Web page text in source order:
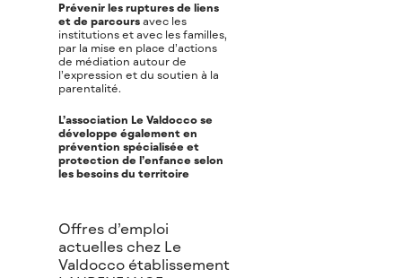
Prévenir les ruptures de liens
et de parcours avec les
institutions et avec les familles,
par la mise en place d’actions
de médiation autour de
l’expression et du soutien à la
parentalité.
L’association Le Valdocco se
développe également en
prévention spécialisée et
protection de l’enfance selon
les besoins du territoire
Offres d’emploi
actuelles chez Le
Valdocco établissement